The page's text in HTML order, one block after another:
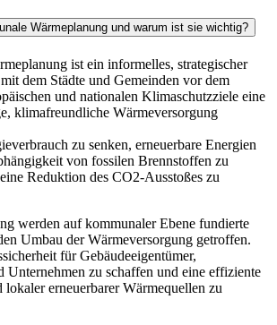
Wärmeplanung und warum ist sie wichtig?
ist ein informelles, strategischer
dem Städte und Gemeinden vor dem
und nationalen Klimaschutzziele eine
klimafreundliche Wärmeversorgung
zu senken, erneuerbare Energien
von fossilen Brennstoffen zu
Reduktion des CO2-Ausstoßes zu
werden auf kommunaler Ebene fundierte
Umbau der Wärmeversorgung getroffen.
für Gebäudeeigentümer,
Unternehmen zu schaffen und eine effiziente
erneuerbarer Wärmequellen zu